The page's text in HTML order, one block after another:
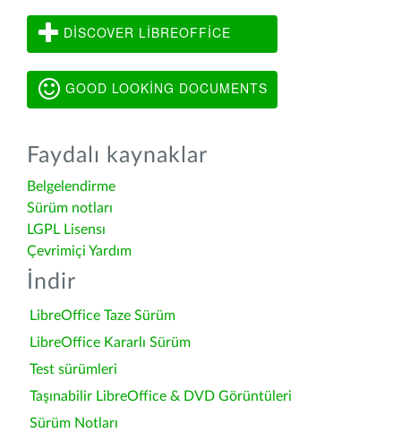
DISCOVER LIBREOFFICE
GOOD LOOKING DOCUMENTS
Faydalı kaynaklar
Belgelendirme
Sürüm notları
LGPL Lisensı
Çevrimiçi Yardım
İndir
LibreOffice Taze Sürüm
LibreOffice Kararlı Sürüm
Test sürümleri
Taşınabilir LibreOffice & DVD Görüntüleri
Sürüm Notları